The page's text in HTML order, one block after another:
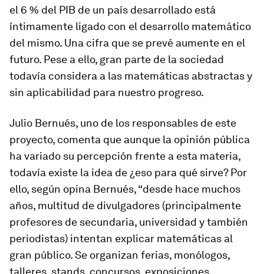
el 6 % del PIB de un país desarrollado está
íntimamente ligado con el desarrollo matemático
del mismo. Una cifra que se prevé aumente en el
futuro. Pese a ello, gran parte de la sociedad
todavía considera a las matemáticas abstractas y
sin aplicabilidad para nuestro progreso.
Julio Bernués, uno de los responsables de este
proyecto, comenta que aunque la opinión pública
ha variado su percepción frente a esta materia,
todavía existe la idea de ¿eso para qué sirve? Por
ello, según opina Bernués, “desde hace muchos
años, multitud de divulgadores (principalmente
profesores de secundaria, universidad y también
periodistas) intentan explicar matemáticas al
gran público. Se organizan ferias, monólogos,
talleres, stands, concursos, exposiciones,